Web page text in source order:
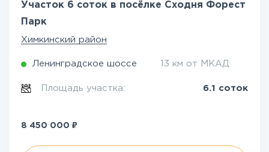
Участок 6 соток в посёлке Сходня Форест
Парк
Химкинский район
Ленинградское шоссе 13 км от МКАД
Площадь участка: 6.1 соток
8 450 000 ₽